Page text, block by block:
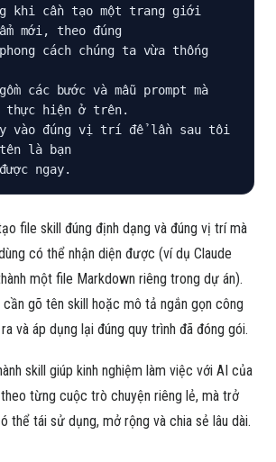
khi cần tạo một trang giới
mới, theo đúng
các bước và mẫu prompt mà
thực hiện ở trên.
vào đúng vị trí để lần sau tôi
là bạn
ngay.
file skill đúng định dạng và đúng vị trí mà
có thể nhận diện được (ví dụ Claude
một file Markdown riêng trong dự án).
gõ tên skill hoặc mô tả ngắn gọn công
và áp dụng lại đúng quy trình đã đóng gói.
skill giúp kinh nghiệm làm việc với AI của
từng cuộc trò chuyện riêng lẻ, mà trở
thể tái sử dụng, mở rộng và chia sẻ lâu dài.